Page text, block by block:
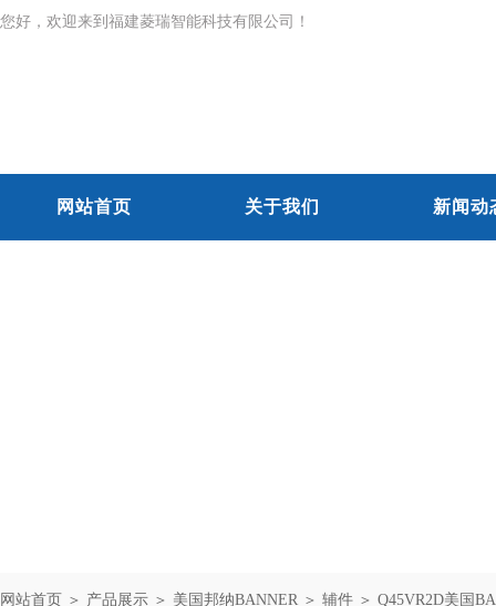
您好，欢迎来到福建菱瑞智能科技有限公司！
网站首页 关于我们 新闻动
网站首页 ＞ 产品展示 ＞ 美国邦纳BANNER ＞ 辅件 ＞ Q45VR2D美国